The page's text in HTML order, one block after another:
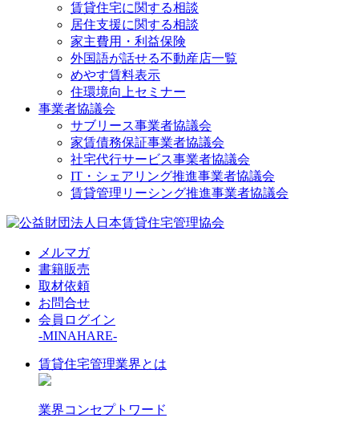
賃貸住宅に関する相談
居住支援に関する相談
家主費用・利益保険
外国語が話せる不動産店一覧
めやす賃料表示
住環境向上セミナー
事業者協議会
サブリース事業者協議会
家賃債務保証事業者協議会
社宅代行サービス事業者協議会
IT・シェアリング推進事業者協議会
賃貸管理リーシング推進事業者協議会
メルマガ
書籍販売
取材依頼
お問合せ
会員ログイン
-MINAHARE-
賃貸住宅管理業界とは
業界コンセプトワード